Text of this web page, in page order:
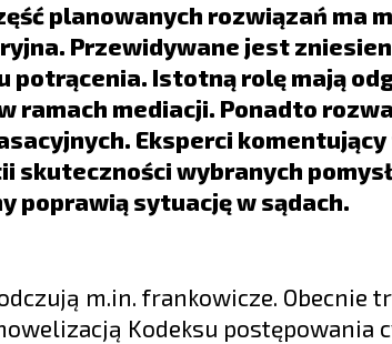
planowanych rozwiązań ma
Przewidywane jest
potrącenia. Istotną rolę mają
ramach mediacji. Ponadto
Eksperci komentujący
wybranych
poprawią sytuację w sądach.
m.in. frankowicze. Obecnie
Kodeksu postępowania